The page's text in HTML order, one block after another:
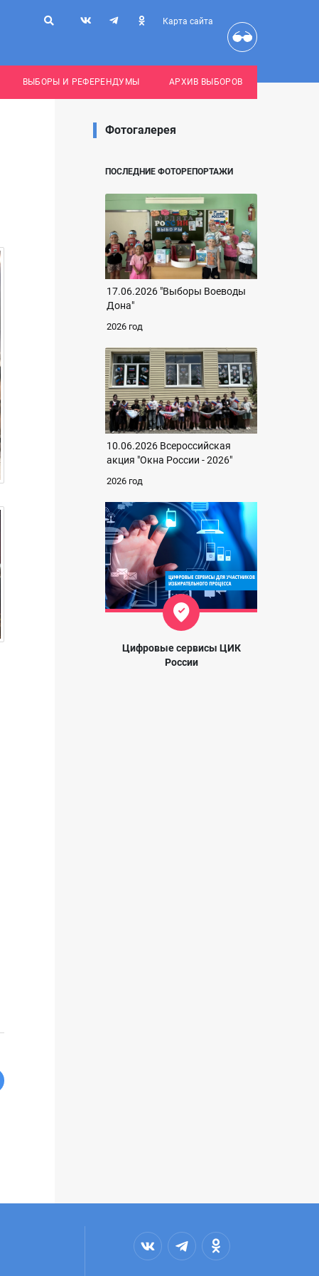
Карта сайта
ВЫБОРЫ И РЕФЕРЕНДУМЫ АРХИВ ВЫБОРОВ
Фотогалерея
ПОСЛЕДНИЕ ФОТОРЕПОРТАЖИ
17.06.2026 "Выборы Воеводы
Дона"
2026 год
10.06.2026 Всероссийская
акция "Окна России - 2026"
2026 год
Цифровые сервисы ЦИК
России